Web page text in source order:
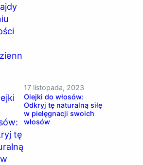
17 listopada, 2023
Olejki do włosów:
Odkryj tę naturalną siłę
w pielęgnacji swoich
włosów